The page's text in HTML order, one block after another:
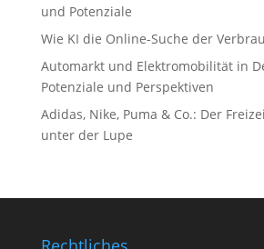
und Potenziale
Wie KI die Online-Suche der
Automarkt und Elektromobilität in
Potenziale und Perspektiven
Adidas, Nike, Puma & Co.: Der
unter der Lupe